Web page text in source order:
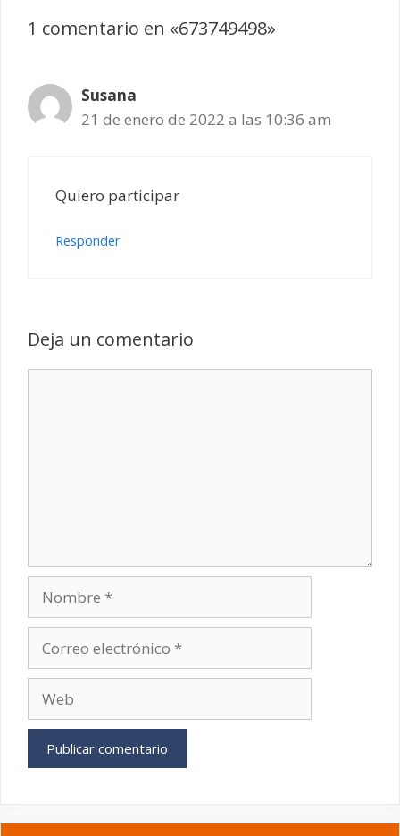
1 comentario en «673749498»
Susana
21 de enero de 2022 a las 10:36 am
Quiero participar
Responder
Deja un comentario
electrónico